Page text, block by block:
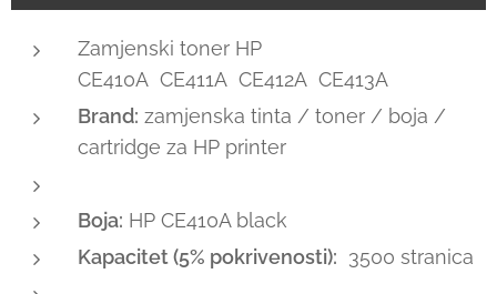
Zamjenski toner HP
CE410A CE411A CE412A CE413A
Brand: zamjenska tinta / toner / boja /
cartridge za HP printer
Boja: HP CE410A black
Kapacitet (5% pokrivenosti): 3500 stranica